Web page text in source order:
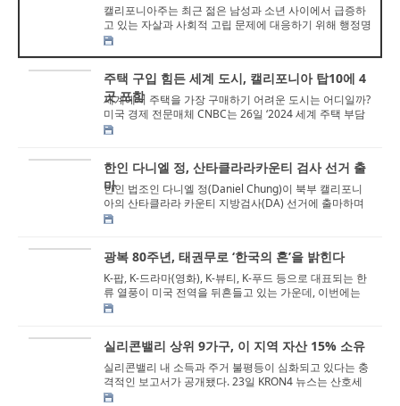
캘리포니아주는 최근 젊은 남성과 소년 사이에서 급증하
고 있는 자살과 사회적 고립 문제에 대응하기 위해 행정명
령을 발동했다. 30일 캘리포니아 주지...
주택 구입 힘든 세계 도시, 캘리포니아 탑10에 4
곳 포함
세계에서 주택을 가장 구매하기 어려운 도시는 어디일까?
미국 경제 전문매체 CNBC는 26일 ‘2024 세계 주택 부담
지수(Demographia Internationa...
한인 다니엘 정, 산타클라라카운티 검사 선거 출
마
한인 법조인 다니엘 정(Daniel Chung)이 북부 캘리포니
아의 산타클라라 카운티 지방검사(DA) 선거에 출마하며
본격적인 선거운동에 돌입했다. 정 후보...
광복 80주년, 태권무로 ‘한국의 혼’을 밝힌다
K-팝, K-드라마(영화), K-뷰티, K-푸드 등으로 대표되는 한
류 열풍이 미국 전역을 뒤흔들고 있는 가운데, 이번에는
한류의 출발점인 ‘태권도&rsq...
실리콘밸리 상위 9가구, 이 지역 자산 15% 소유
실리콘밸리 내 소득과 주거 불평등이 심화되고 있다는 충
격적인 보고서가 공개됐다. 23일 KRON4 뉴스는 산호세
주립대학이 7월 발표한 2025년 실리콘밸...